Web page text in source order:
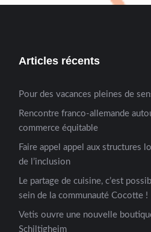
Articles récents
Pour des vacances pleines de
Rencontre franco-allemande
commerce équitable
Faire appel appel aux structures
de l’inclusion
Le partage de cuisine, c’est
sein de la communauté Cocotte !
Vetis ouvre une nouvelle
Schiltigheim